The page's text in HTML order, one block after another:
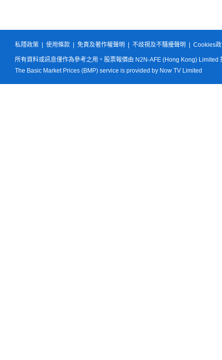
私隱政策 使用條款 免責及著作權聲明 不歧視及不騷擾聲明 Cookies
所有資料或訊息僅作為參考之用。股票報價由 N2N-AFE (Hong Kong) Limited
The Basic Market Prices (BMP) service is provided by Now TV Limited